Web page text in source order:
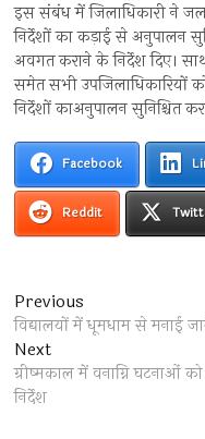
इस संबंध में जिलाधिकारी ने
निर्देशों का कड़ाई से अनुपालन
अवगत कराने के निर्देश दिए। साथ
समेत सभी उपजिलाधिकारियों
निर्देशों काअनुपालन सुनिश्चित
Facebook
Reddit
Post
navigation
Previous
post:
विद्यालयों में धूमधाम से मनाई
NextNext
post:
ग्रीष्मकाल में वनाग्नि घटनाओं
निर्देश